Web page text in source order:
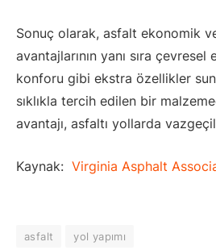
Sonuç olarak, asfalt ekonomik
avantajlarının yanı sıra
konforu gibi ekstra özellikler
sıklıkla tercih edilen bir
avantajı, asfaltı yollarda
Kaynak: Virginia Asphalt
asfalt yol yapımı